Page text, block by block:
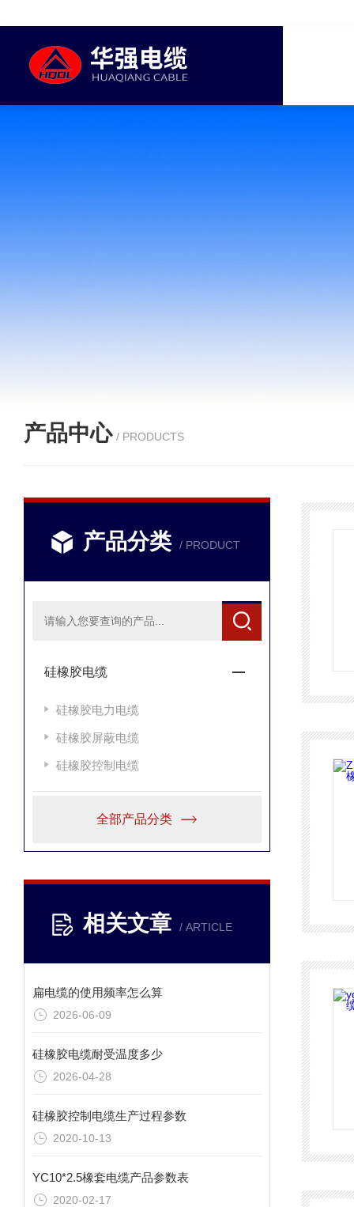
产品中心 / PRODUCTS
产品分类 / PRODUCT
硅橡胶电缆
硅橡胶电力电缆
硅橡胶屏蔽电缆
硅橡胶控制电缆
全部产品分类
相关文章 / ARTICLE
扁电缆的使用频率怎么算
2026-06-09
硅橡胶电缆耐受温度多少
2026-04-28
硅橡胶控制电缆生产过程参数
2020-10-13
YC10*2.5橡套电缆产品参数表
2020-02-17